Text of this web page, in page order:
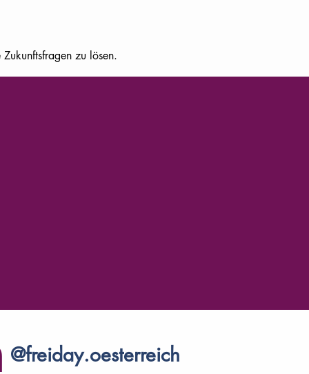
zu lösen.
@freiday.oesterreich